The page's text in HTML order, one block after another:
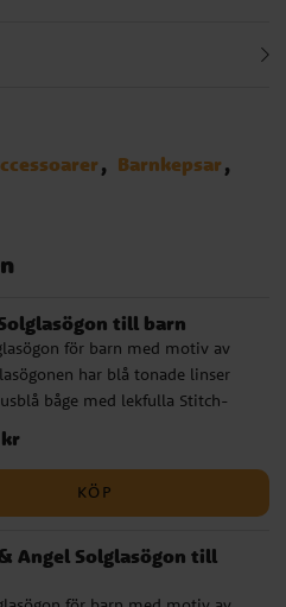
Barnkepsar
till barn
för barn med motiv av
har blå tonade linser
båge med lekfulla Stitch-
De ger UV400-skydd mot solens
passar perfekt för soliga dagar,
och semester. ✔️ Solglasögon
motiv ✔️ Blå tonade linser ✔️
mot solens strålar ✔️ Bredd:
kr
KÖP
Angel Solglasögon till